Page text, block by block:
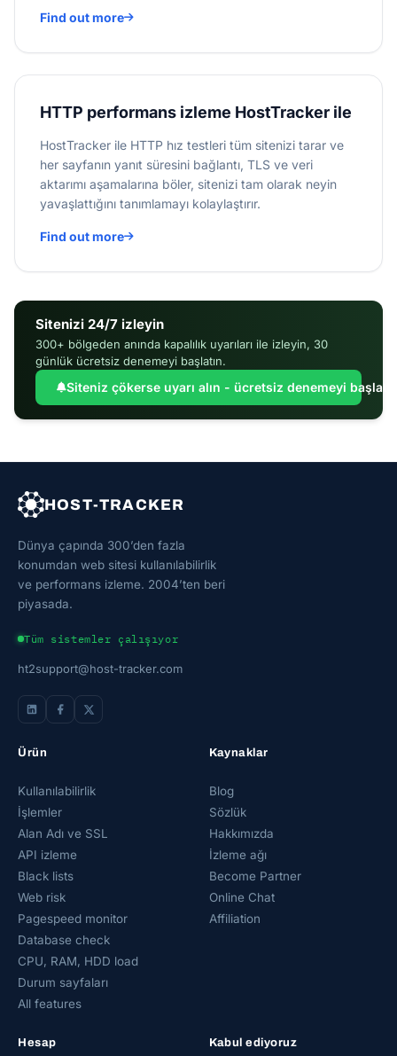
Find out more
HTTP performans izleme HostTracker ile
HostTracker ile HTTP hız testleri tüm sitenizi tarar ve
her sayfanın yanıt süresini bağlantı, TLS ve veri
aktarımı aşamalarına böler, sitenizi tam olarak neyin
yavaşlattığını tanımlamayı kolaylaştırır.
Find out more
Sitenizi 24/7 izleyin
300+ bölgeden anında kapalılık uyarıları ile izleyin, 30
günlük ücretsiz denemeyi başlatın.
Siteniz çökerse uyarı alın - ücretsiz denemeyi
HOST-TRACKER
Dünya çapında 300’den fazla
konumdan web sitesi kullanılabilirlik
ve performans izleme. 2004’ten beri
piyasada.
Tüm sistemler çalışıyor
ht2support@host-tracker.com
Ürün
Kullanılabilirlik
İşlemler
Alan Adı ve SSL
API izleme
Black lists
Web risk
Pagespeed monitor
Database check
CPU, RAM, HDD load
Durum sayfaları
All features
Kaynaklar
Blog
Sözlük
Hakkımızda
İzleme ağı
Become Partner
Online Chat
Affiliation
Hesap Kabul ediyoruz